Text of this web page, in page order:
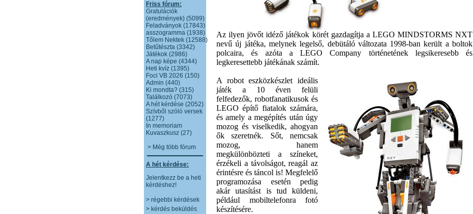
Friss fórum:
Gratulációk
(eredmények) (5099)
Feladványok (17843)
asszogramma (1938)
Tőlem Nektek (12588)
Betűtészta (3342)
Játékok (2986)
A nap képe (4344)
Heti kvíz (1395)
Foci VB 2026 (150)
Admin (440)
Ki mondta? (315)
Találkozó (7073)
A hét kérdése (2052)
Szívből szóló versek
(1277)
In memoriam
Kuvaszkusz (27)
> Még több fórum
A hét kérdése:
Jelentkezz be a heti
kérdéshez!
> régebbi kérdések
> kérdés beküldés
Az ilyen jövőt idéző játékok körét gazdagítja a LEGO MINDSTORMS NXT
nevű új játéka, melynek legelső, debütáló változata 1998-ban került a boltok
polcaira, és azóta a LEGO Company történetének legsikeresebb és
legkeresettebb játékának számít.
A robot eszközkészlet ideális
játék a 10 éven felüli
felfedezők, robotfanatikusok és
LEGO építő fiatalok számára,
és amely a megépítés után úgy
mozog és viselkedik, ahogyan
ők szeretnék. Sőt, nemcsak
mozog, hanem
megkülönbözteti a színeket,
érzékeli a távolságot, reagál az
érintésre és táncol is! Megfelelő
programozása esetén pedig
akár utasítást is tud küldeni,
például mobiltelefonra fotó
készítésére.